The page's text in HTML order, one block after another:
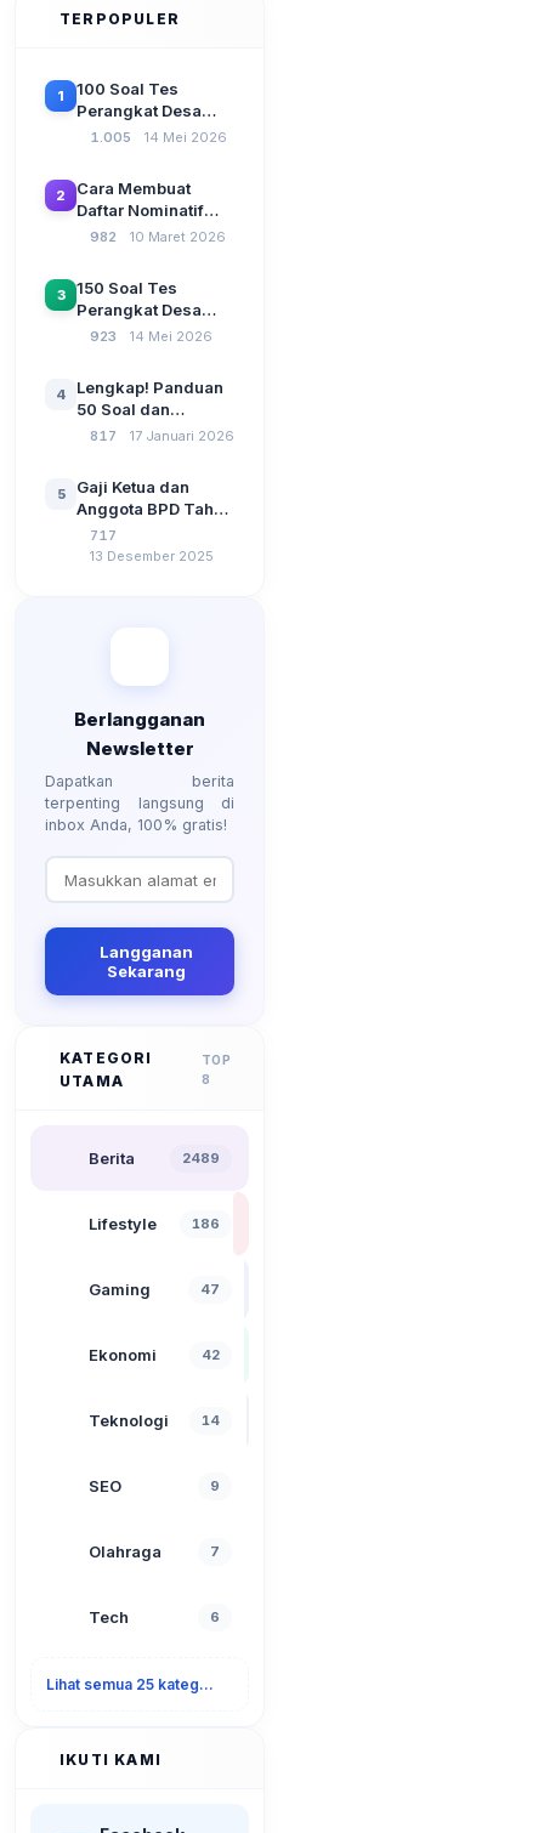
TERPOPULER
1
100 Soal Tes
Perangkat Desa
Terbaru 2026
CAT Berbasis UU
Desa No. 3 Tahun
2024
1.005 14 Mei 2026
2
Cara Membuat
Daftar Nominatif
Siltap di Aplikasi
SPP Pencairan
Dana Desa
982 10 Maret 2026
3
150 Soal Tes
Perangkat Desa
2026: Administrasi
Kebangsaan, dan
Komputer Beserta
Jawaban Paling
923 14 Mei 2026
4
Lengkap! Panduan
50 Soal dan
Jawaban Tes
Berdasarkan UU No
3 Tahun 2024
817 17 Januari 2026
5
Gaji Ketua dan
Anggota BPD Tahun
2026, Berapa
Besarannya? Ada
717
13 Desember 2025
Berlangganan
Newsletter
Dapatkan berita
terpenting langsung di
inbox Anda, 100% gratis!
Langganan
Sekarang
KATEGORI
UTAMA
TOP
8
Berita 2489
Lifestyle 186
Gaming 47
Ekonomi 42
Teknologi 14
SEO 9
Olahraga 7
Tech 6
Lihat semua 25 kategori
IKUTI KAMI